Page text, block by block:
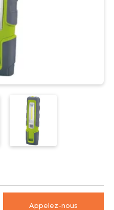
Appelez-nous